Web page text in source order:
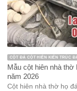
CỘT ĐÁ CỘT HIÊN KIẾN TRÚC
Mẫu cột hiên nhà
năm 2026
Cột hiên nhà thờ họ